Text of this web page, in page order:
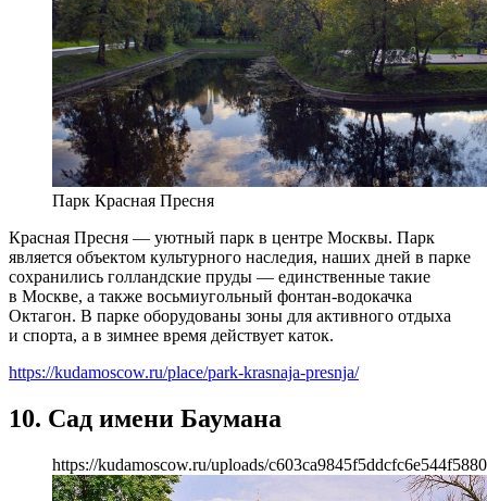
Парк Красная Пресня
Красная Пресня — уютный парк в центре Москвы. Парк
является объектом культурного наследия, наших дней в парке
сохранились голландские пруды — единственные такие
в Москве, а также восьмиугольный фонтан-водокачка
Октагон. В парке оборудованы зоны для активного отдыха
и спорта, а в зимнее время действует каток.
https://kudamoscow.ru/place/park-krasnaja-presnja/
10. Сад имени Баумана
https://kudamoscow.ru/uploads/